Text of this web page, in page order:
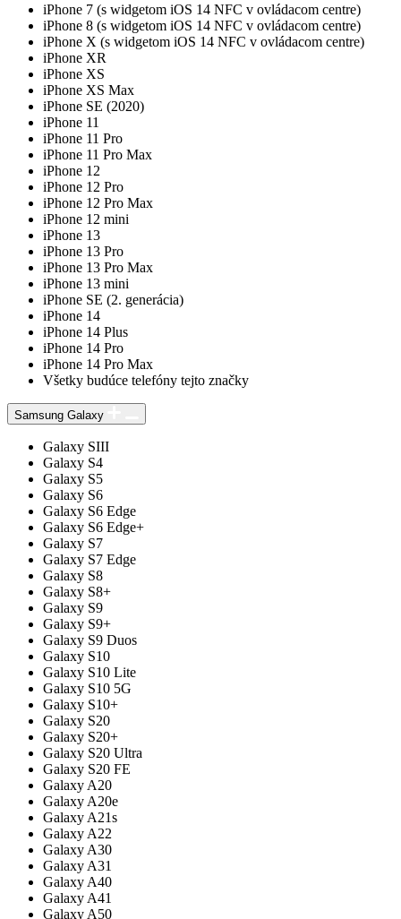
iPhone 7 (s widgetom iOS 14 NFC v ovládacom centre)
iPhone 8 (s widgetom iOS 14 NFC v ovládacom centre)
iPhone X (s widgetom iOS 14 NFC v ovládacom centre)
iPhone XR
iPhone XS
iPhone XS Max
iPhone SE (2020)
iPhone 11
iPhone 11 Pro
iPhone 11 Pro Max
iPhone 12
iPhone 12 Pro
iPhone 12 Pro Max
iPhone 12 mini
iPhone 13
iPhone 13 Pro
iPhone 13 Pro Max
iPhone 13 mini
iPhone SE (2. generácia)
iPhone 14
iPhone 14 Plus
iPhone 14 Pro
iPhone 14 Pro Max
Všetky budúce telefóny tejto značky
Samsung Galaxy
Galaxy SIII
Galaxy S4
Galaxy S5
Galaxy S6
Galaxy S6 Edge
Galaxy S6 Edge+
Galaxy S7
Galaxy S7 Edge
Galaxy S8
Galaxy S8+
Galaxy S9
Galaxy S9+
Galaxy S9 Duos
Galaxy S10
Galaxy S10 Lite
Galaxy S10 5G
Galaxy S10+
Galaxy S20
Galaxy S20+
Galaxy S20 Ultra
Galaxy S20 FE
Galaxy A20
Galaxy A20e
Galaxy A21s
Galaxy A22
Galaxy A30
Galaxy A31
Galaxy A40
Galaxy A41
Galaxy A50